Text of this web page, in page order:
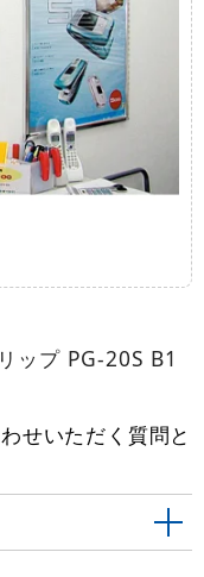
ップ PG-20S B1
せいただく質問と